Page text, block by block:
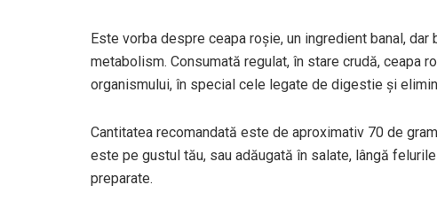
Este vorba despre ceapa roșie, un ingredient banal,
metabolism. Consumată regulat, în stare crudă, ceapa
organismului, în special cele legate de digestie și
Cantitatea recomandată este de aproximativ 70 de
este pe gustul tău, sau adăugată în salate, lângă
preparate.